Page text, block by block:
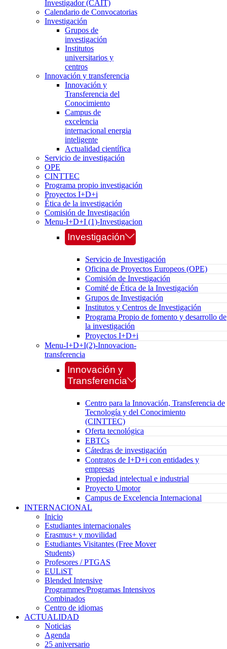
Investigador (CAIT)
Calendario de Convocatorias
Investigación
Grupos de
investigación
Institutos
universitarios y
centros
Innovación y transferencia
Innovación y
Transferencia del
Conocimiento
Campus de
excelencia
internacional energia
inteligente
Actualidad científica
Servicio de investigación
OPE
CINTTEC
Programa propio investigación
Proyectos I+D+i
Ética de la investigación
Comisión de Investigación
Menu-I+D+I (1)-Investigacion
Investigación
Servicio de Investigación
Oficina de Proyectos Europeos (OPE)
Comisión de Investigación
Comité de Ética de la Investigación
Grupos de Investigación
Institutos y Centros de Investigación
Programa Propio de fomento y desarrollo de
la investigación
Proyectos I+D+i
Menu-I+D+I(2)-Innovacion-
transferencia
Innovación y
Transferencia
Centro para la Innovación, Transferencia de
Tecnología y del Conocimiento
(CINTTEC)
Oferta tecnológica
EBTCs
Cátedras de investigación
Contratos de I+D+i con entidades y
empresas
Propiedad intelectual e industrial
Proyecto Umotor
Campus de Excelencia Internacional
INTERNACIONAL
Inicio
Estudiantes internacionales
Erasmus+ y movilidad
Estudiantes Visitantes (Free Mover
Students)
Profesores / PTGAS
EULiST
Blended Intensive
Programmes/Programas Intensivos
Combinados
Centro de idiomas
ACTUALIDAD
Noticias
Agenda
25 aniversario